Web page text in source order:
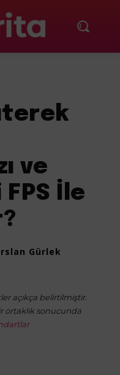
ve
İle
Gürlek
açıkça belirtilmiştir.
ortaklık sonucunda